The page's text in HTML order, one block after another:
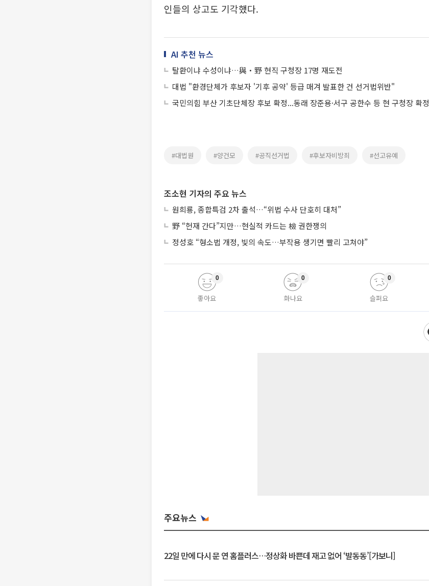
인들의 상고도 기각했다.
AI 추천 뉴스
탈환이냐 수성이냐…與‧野 현직 구청장 17명 재도전
대법 "환경단체가 후보자 '기후 공약' 등급 매겨 발표한 건 선거법위반"
국민의힘 부산 기초단체장 후보 확정...동래 장준용·서구 공한수 등 현 구청장 확정
#대법원 #양건모 #공직선거법 #후보자비방죄 #선고유예
조소현 기자의 주요 뉴스
원희룡, 종합특검 2차 출석…“위법 수사 단호히 대처”
野 “헌재 간다”지만…현실적 카드는 檢 권한쟁의
정성호 “형소법 개정, 빛의 속도…부작용 생기면 빨리 고쳐야”
좋아요
0
화나요
0
슬퍼요
0
주요뉴스
22일 만에 다시 문 연 홈플러스…정상화 바쁜데 재고 없어 ‘발동동’[가보니]